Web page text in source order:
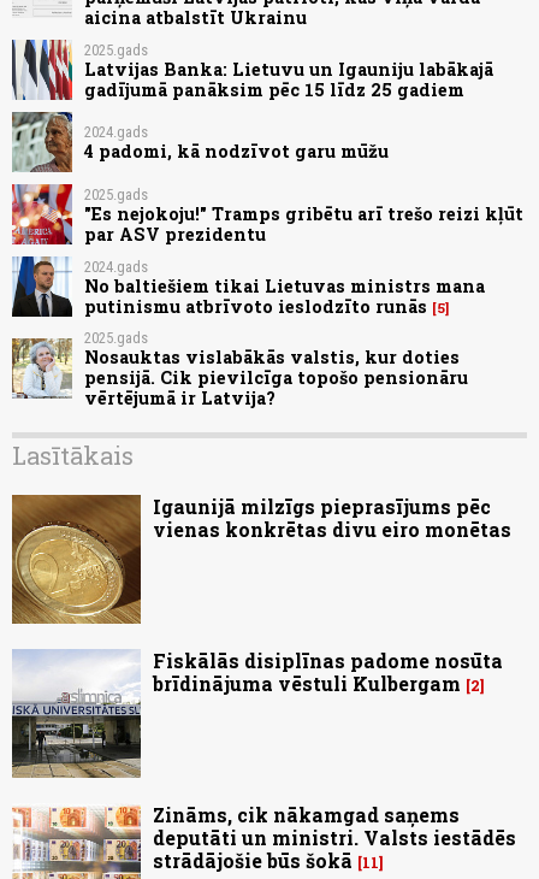
aicina atbalstīt Ukrainu
2025.gads
Latvijas Banka: Lietuvu un Igauniju labākajā
gadījumā panāksim pēc 15 līdz 25 gadiem
2024.gads
4 padomi, kā nodzīvot garu mūžu
2025.gads
"Es nejokoju!" Tramps gribētu arī trešo reizi kļūt
par ASV prezidentu
2024.gads
No baltiešiem tikai Lietuvas ministrs mana
putinismu atbrīvoto ieslodzīto runās
5
2025.gads
Nosauktas vislabākās valstis, kur doties
pensijā. Cik pievilcīga topošo pensionāru
vērtējumā ir Latvija?
Lasītākais
Igaunijā milzīgs pieprasījums pēc
vienas konkrētas divu eiro monētas
Fiskālās disiplīnas padome nosūta
brīdinājuma vēstuli Kulbergam
2
Zināms, cik nākamgad saņems
deputāti un ministri. Valsts iestādēs
strādājošie būs šokā
11